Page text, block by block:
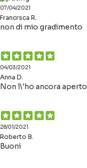
07/04/2021
Francrsca R.
non di mio gradimento
04/03/2021
Anna D.
Non l\'ho ancora aperto
28/01/2021
Roberto B.
Buoni